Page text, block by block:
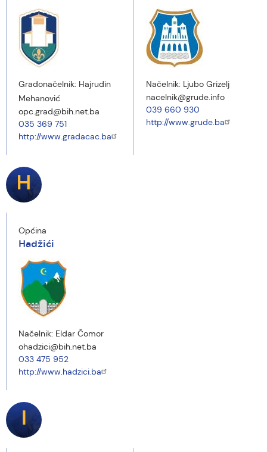
Gradonačelnik: Hajrudin
Mehanović
opc.grad@bih.net.ba
035 369 751
http://www.gradacac.ba
Načelnik: Ljubo Grizelj
nacelnik@grude.info
039 660 930
http://www.grude.ba
H
Općina
Hadžići
Načelnik: Eldar Čomor
ohadzici@bih.net.ba
033 475 952
http://www.hadzici.ba
I